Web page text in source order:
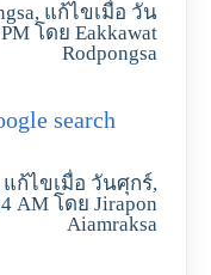
แก้ไขเมื่อ วัน
โดย Eakkawat
Rodpongsa
search
แก้ไขเมื่อ วันศุกร์,
AM โดย Jirapon
Aiamraksa